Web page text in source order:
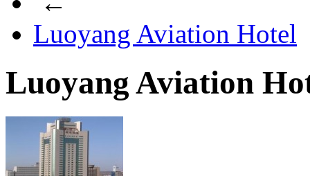
Luoyang Aviation Hotel
Luoyang Aviation